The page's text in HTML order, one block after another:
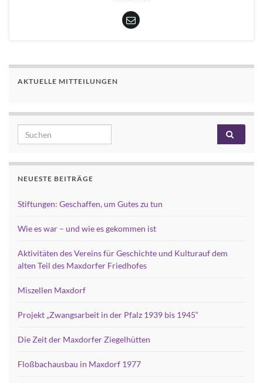
AKTUELLE MITTEILUNGEN
Search for:
NEUESTE BEITRÄGE
Stiftungen: Geschaffen, um Gutes zu tun
Wie es war – und wie es gekommen ist
Aktivitäten des Vereins für Geschichte und Kulturauf dem
alten Teil des Maxdorfer Friedhofes
Miszellen Maxdorf
Projekt „Zwangsarbeit in der Pfalz 1939 bis 1945“
Die Zeit der Maxdorfer Ziegelhütten
Floßbachausbau in Maxdorf 1977